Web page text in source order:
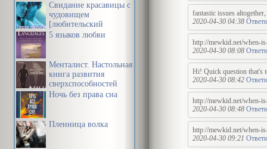
Свидание красавицы с
чудовищем
[любительский
перевод]
5 языков любви
Менталист. Настольная
книга развития
сверхспособностей
сознания
Ночь без права сна
Пленница волка
fantastic issues
2020-04-30 04:38
http://mewkid.net/when-
2020-04-30 08:08
Hi! Quick question that's
2020-04-30 08:42
http://mewkid.net/when-
2020-04-30 08:48
http://mewkid.net/when-
2020-04-30 09:21